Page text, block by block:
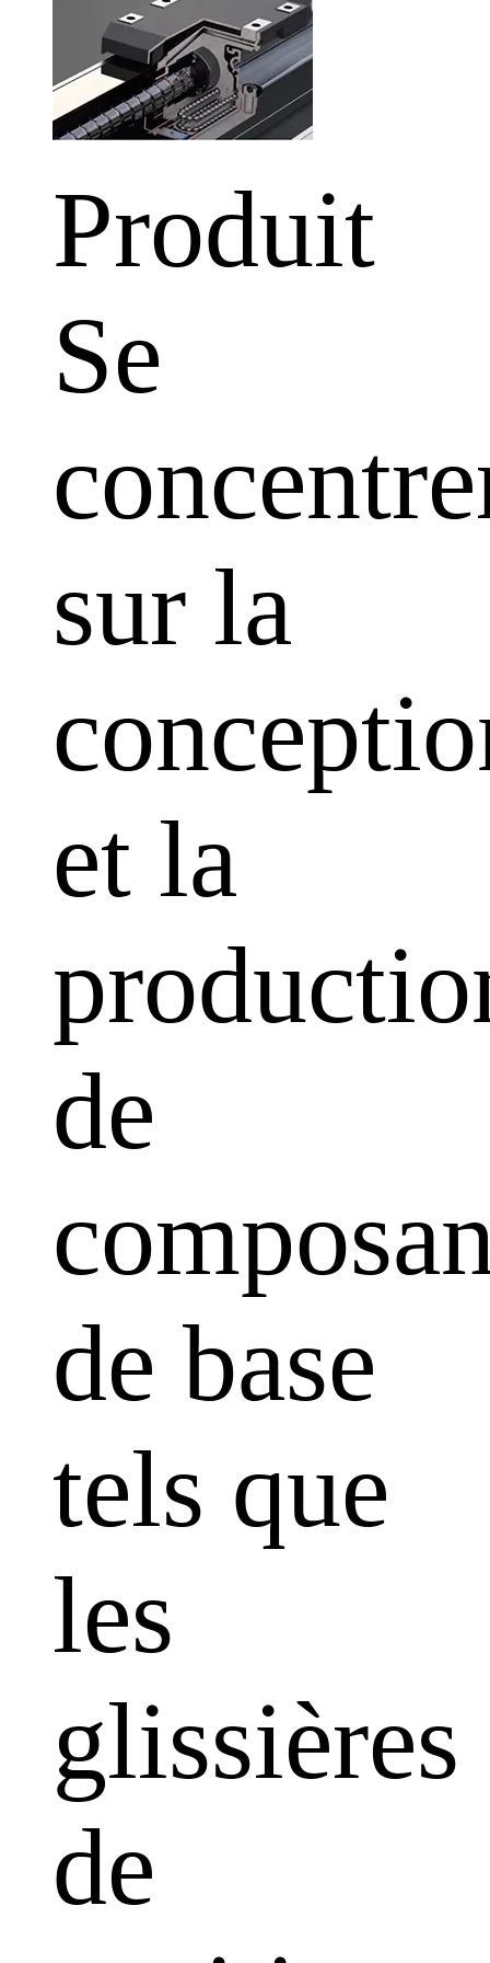
Produit
Se
sur la
et la
de
de base
tels que
les
glissières
de